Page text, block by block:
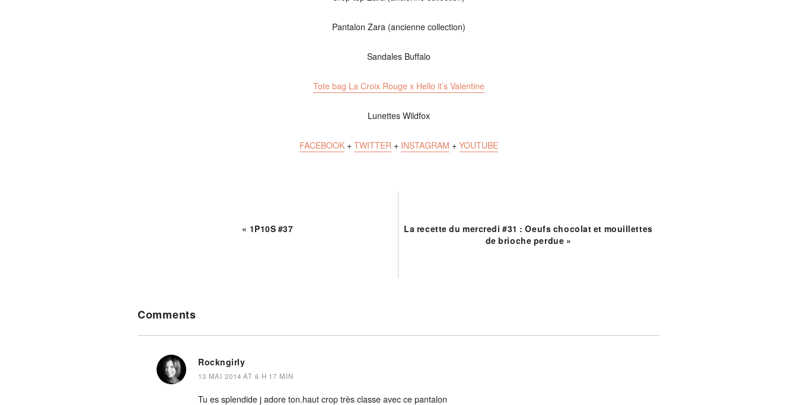
Pantalon Zara (ancienne collection)
Sandales Buffalo
Tote bag La Croix Rouge x Hello it’s Valentine
Lunettes Wildfox
FACEBOOK+ TWITTER+ INSTAGRAM + YOUTUBE
« 1P10S #37
La recette du mercredi #31 : Oeufs chocolat et mouillettes
de brioche perdue »
Interactions
Comments
Rockngirly
13 MAI 2014 AT 6 H 17 MIN
Tu es splendide j adore ton.haut crop très classe avec ce pantalon